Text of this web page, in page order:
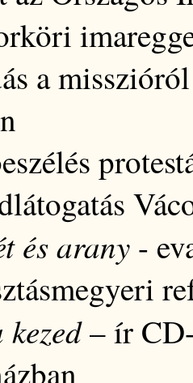
a
és arany -
– ír